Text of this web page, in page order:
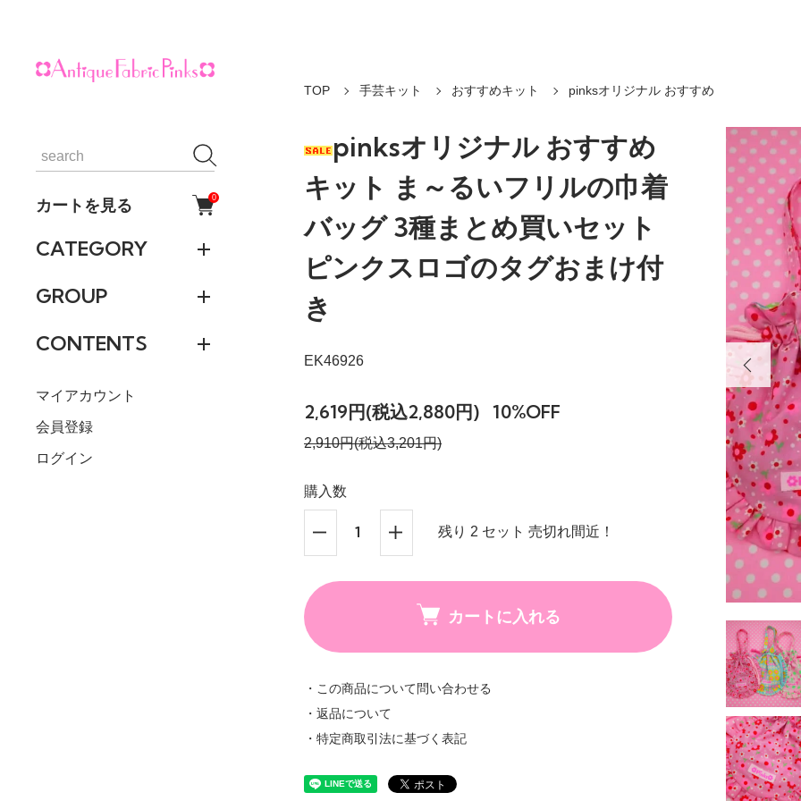
カートを見る 0
CATEGORY
GROUP
CONTENTS
マイアカウント
会員登録
ログイン
TOP 手芸キット おすすめキット pinksオリジナル おすすめ
pinksオリジナル おすすめ
キット ま～るいフリルの巾着
バッグ 3種まとめ買いセット
ピンクスロゴのタグおまけ付
き
EK46926
2,619円(税込2,880円) 10%OFF
2,910円(税込3,201円)
購入数
残り 2 セット 売切れ間近！
カートに入れる
・この商品について問い合わせる
・返品について
・特定商取引法に基づく表記